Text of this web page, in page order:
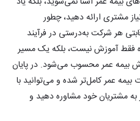
مشتری ارائه دهید، چطور
هر شرکت به‌درستی در فرآیند
فقط آموزش نیست، بلکه یک مسیر
بیمه عمر محسوب می‌شود. در پایان
عمر کامل‌تر شده و می‌توانید با
به مشتریان خود مشاوره دهید و